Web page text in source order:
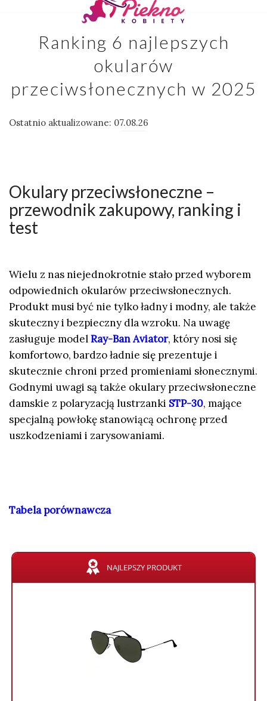
Ranking 6 najlepszych
okularów
przeciwsłonecznych w 2025
Ostatnio aktualizowane: 07.08.26
Okulary przeciwsłoneczne –
przewodnik zakupowy, ranking i
test
Wielu z nas niejednokrotnie stało przed wyborem
odpowiednich okularów przeciwsłonecznych.
Produkt musi być nie tylko ładny i modny, ale także
skuteczny i bezpieczny dla wzroku. Na uwagę
zasługuje modelRay-Ban Aviator, który nosi się
komfortowo, bardzo ładnie się prezentuje i
skutecznie chroni przed promieniami słonecznymi.
Godnymi uwagi są także okulary przeciwsłoneczne
damskie z polaryzacją lustrzanki STP-30, mające
specjalną powłokę stanowiącą ochronę przed
uszkodzeniami i zarysowaniami.
Tabela porównawcza
NAJLEPSZY PRODUKT